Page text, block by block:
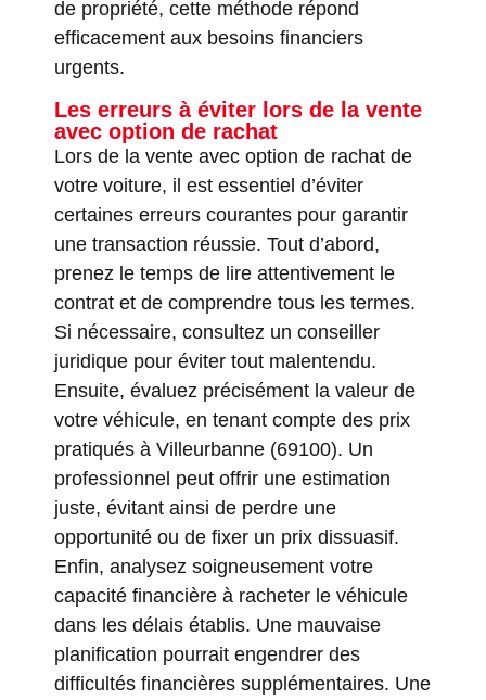
de propriété, cette méthode répond
efficacement aux besoins financiers
urgents.
Les erreurs à éviter lors de la vente
avec option de rachat
Lors de la vente avec option de rachat de
votre voiture, il est essentiel d’éviter
certaines erreurs courantes pour garantir
une transaction réussie. Tout d’abord,
prenez le temps de lire attentivement le
contrat et de comprendre tous les termes.
Si nécessaire, consultez un conseiller
juridique pour éviter tout malentendu.
Ensuite, évaluez précisément la valeur de
votre véhicule, en tenant compte des prix
pratiqués à Villeurbanne (69100). Un
professionnel peut offrir une estimation
juste, évitant ainsi de perdre une
opportunité ou de fixer un prix dissuasif.
Enfin, analysez soigneusement votre
capacité financière à racheter le véhicule
dans les délais établis. Une mauvaise
planification pourrait engendrer des
difficultés financières supplémentaires. Une